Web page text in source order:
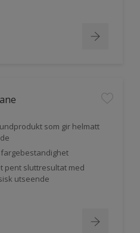
som gir helmatt
pent sluttresultat med
utseende